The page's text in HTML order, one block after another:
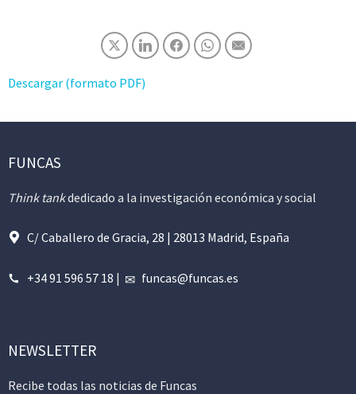
Descargar (formato PDF)
FUNCAS
Think tankdedicado a la investigación económica y social
C/ Caballero de Gracia, 28 | 28013 Madrid, España
+34 91 596 57 18 | funcas@funcas.es
NEWSLETTER
Recibe todas las noticias de Funcas